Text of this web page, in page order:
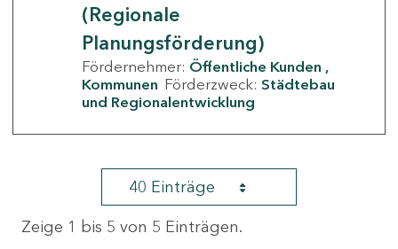
(Regionale
Planungsförderung)
Fördernehmer: Öffentliche Kunden
Kommunen Förderzweck: Städtebau
und Regionalentwicklung
40 Einträge
Zeige 1 bis 5 von 5 Einträgen.